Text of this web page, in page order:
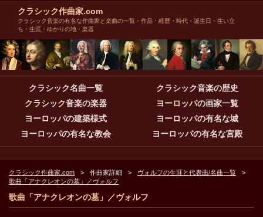
クラシック作曲家.com
クラシック音楽の有名な作曲家と楽曲の一覧・作品・経歴・時代・誕生日・生い立
ち・生涯・ゆかりの地・楽器
クラシック名曲一覧
クラシック音楽の歴史
クラシック音楽の楽器
ヨーロッパの画家一覧
ヨーロッパの建築様式
ヨーロッパの有名な城
ヨーロッパの有名な教会
ヨーロッパの有名な宮殿
クラシック作曲家.com 作曲家詳細
ヴォルフの生涯と代表曲/名曲一覧
歌曲「アナクレオンの墓」／ヴォルフ
歌曲「アナクレオンの墓」／ヴォルフ